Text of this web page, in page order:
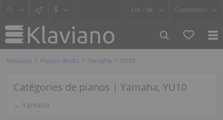
$ Cm / In Connexion
Klaviano Pianos droits Yamaha YU10
Catégories de pianos | Yamaha, YU10
← Yamaha